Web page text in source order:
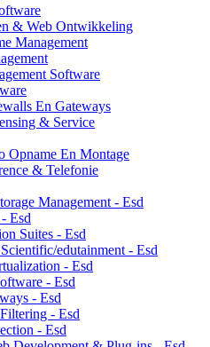
& Web Ontwikkeling
Management
Software
En Gateways
& Service
Opname En Montage
& Telefonie
Management - Esd
Esd
Suites - Esd
edutainment - Esd
- Esd
- Esd
- Esd
- Esd
- Esd